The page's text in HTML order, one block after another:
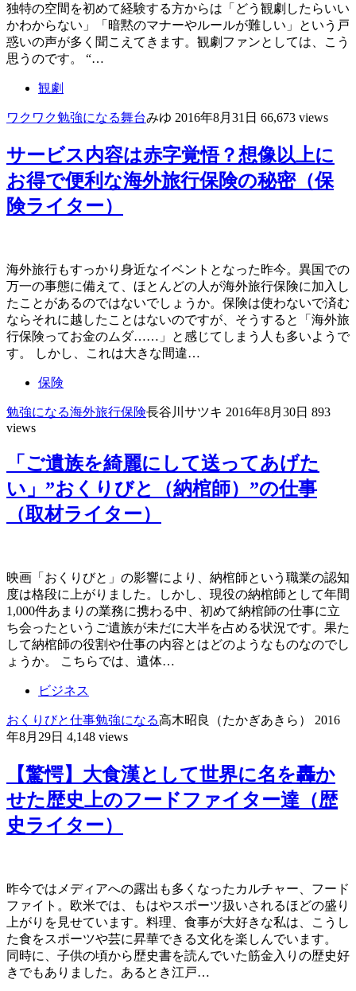
独特の空間を初めて経験する方からは「どう観劇したらいい
かわからない」「暗黙のマナーやルールが難しい」という戸
惑いの声が多く聞こえてきます。観劇ファンとしては、こう
思うのです。 “…
観劇
ワクワク勉強になる舞台みゆ 2016年8月31日 66,673 views
サービス内容は赤字覚悟？想像以上に
お得で便利な海外旅行保険の秘密（保
険ライター）
海外旅行もすっかり身近なイベントとなった昨今。異国での
万一の事態に備えて、ほとんどの人が海外旅行保険に加入し
たことがあるのではないでしょうか。保険は使わないで済む
ならそれに越したことはないのですが、そうすると「海外旅
行保険ってお金のムダ……」と感じてしまう人も多いようで
す。 しかし、これは大きな間違…
保険
勉強になる海外旅行保険長谷川サツキ 2016年8月30日 893
views
「ご遺族を綺麗にして送ってあげた
い」”おくりびと（納棺師）”の仕事
（取材ライター）
映画「おくりびと」の影響により、納棺師という職業の認知
度は格段に上がりました。しかし、現役の納棺師として年間
1,000件あまりの業務に携わる中、初めて納棺師の仕事に立
ち会ったというご遺族が未だに大半を占める状況です。果た
して納棺師の役割や仕事の内容とはどのようなものなのでし
ょうか。 こちらでは、遺体…
ビジネス
おくりびと仕事勉強になる高木昭良（たかぎあきら）
2016
年8月29日 4,148 views
【驚愕】大食漢として世界に名を轟か
せた歴史上のフードファイター達（歴
史ライター）
昨今ではメディアへの露出も多くなったカルチャー、フード
ファイト。欧米では、もはやスポーツ扱いされるほどの盛り
上がりを見せています。料理、食事が大好きな私は、こうし
た食をスポーツや芸に昇華できる文化を楽しんでいます。
同時に、子供の頃から歴史書を読んでいた筋金入りの歴史好
きでもありました。あるとき江戸…